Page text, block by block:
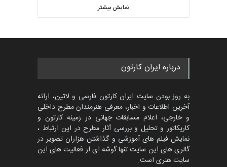
کاریکاتور «البغلی…
پنجمین مسابقۀ بین‌المللی
کارتون CARTUNION ، …
جشنواره بین‌المللی کارتون
مدارس پرتغال، ۲۰۲۷
مهلت 4 ماه دیگر
گالری حدود یک ماه قبل
نمایش بیشتر
درباره ایران کارتون
به روز بودن سایت ایران کارتون فارسی و لاتین، ارائه
آخرین اطلاعات و اخبار، معرفی هنرمندان مطرح داخلی
و خارجی، اعلام مسابقات جهانی در زمینه کارتون و
کاریکاتور و تحلیل و بررسی آثار مطرح در این ارتباط ،
نمایش فیلم های آموزشی و گذاشتن هزاران تصویر در
گالری های این سایت تنها گوشه ای از فعالیت های این
سایت هنری است.